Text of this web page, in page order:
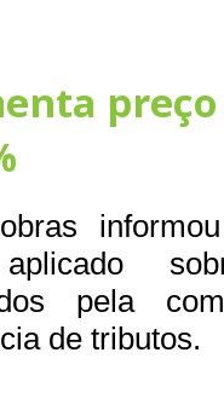
pela
de tributos.